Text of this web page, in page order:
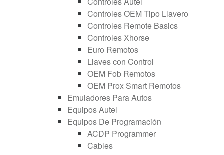
Controles OEM Tipo Llavero
Controles Remote Basics
Controles Xhorse
Euro Remotos
Llaves con Control
OEM Fob Remotos
OEM Prox Smart Remotos
Emuladores Para Autos
Equipos Autel
Equipos De Programación
ACDP Programmer
Cables